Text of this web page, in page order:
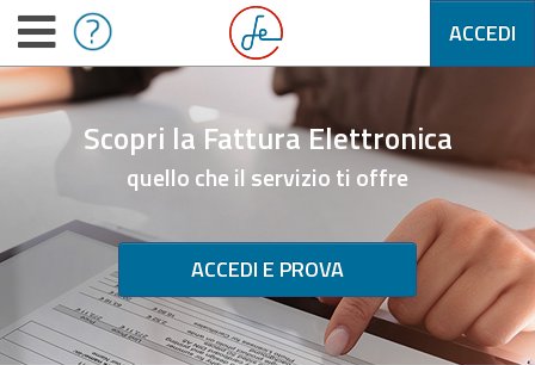
ACCEDI
Scopri la Fattura Elettronica
quello che il servizio ti offre
ACCEDI E PROVA